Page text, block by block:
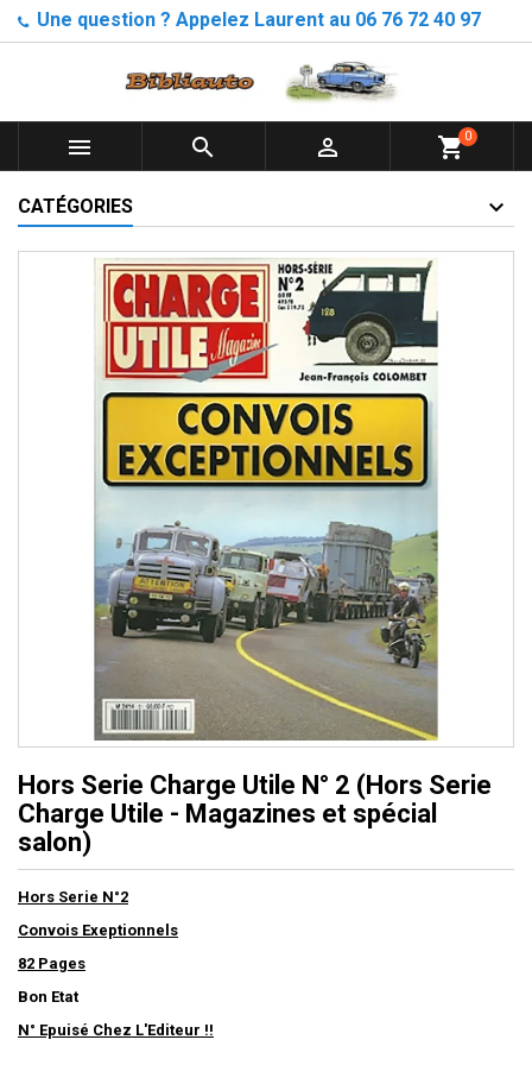
Une question ? Appelez Laurent au 06 76 72 40 97
   shopping_cart0
CATÉGORIES
Hors Serie Charge Utile N° 2 (Hors Serie
Charge Utile - Magazines et spécial
salon)
Hors Serie N°2
Convois Exeptionnels
82 Pages
Bon Etat
N° Epuisé Chez L'Editeur !!